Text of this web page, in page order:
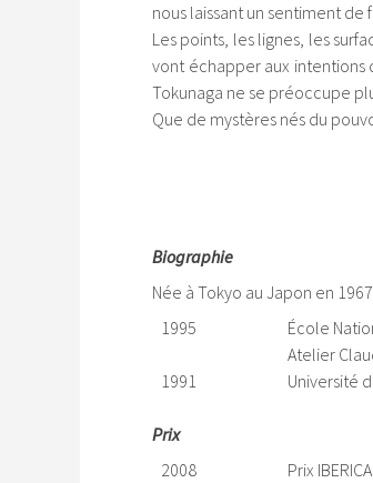
nous laissant un sentiment de
Les points, les lignes, les
vont échapper aux intentions
Tokunaga ne se préoccupe
Que de mystères nés du
Biographie
Née à Tokyo au Japon en
1995
École
Atelier
1991
Université
Prix
2008
Prix